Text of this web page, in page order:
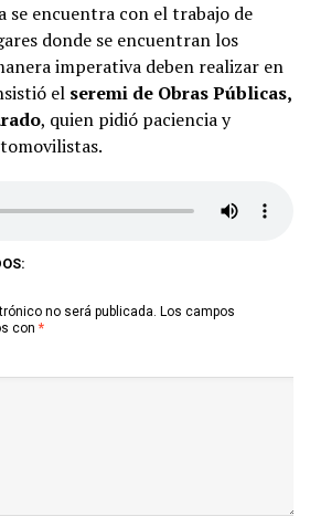
se encuentra con el trabajo de
donde se encuentran los
imperativa deben realizar en
el seremi de Obras Públicas,
, quien pidió paciencia y
no será publicada. Los campos
con *